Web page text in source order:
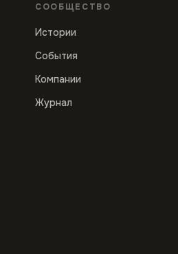
СООБЩЕСТВО
Истории
События
Компании
Журнал